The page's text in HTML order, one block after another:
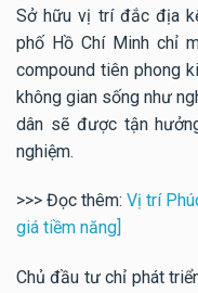
Sở hữu vị trí đắc địa
phố Hồ Chí Minh chỉ
compound tiên phong
không gian sống như
dân sẽ được tận
nghiệm.
>>> Đọc thêm: Vị trí
giá tiềm năng]
Chủ đầu tư chỉ phát